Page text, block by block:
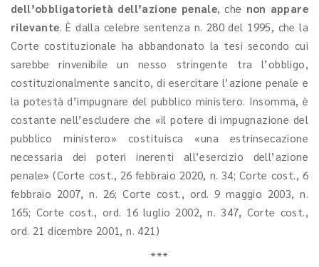
dell’obbligatorietà dell’azione penale , che non appare
rilevante . È dalla celebre sentenza n. 280 del 1995, che la
Corte costituzionale ha abbandonato la tesi secondo cui
sarebbe rinvenibile un nesso stringente tra l’obbligo,
costituzionalmente sancito, di esercitare l’azione penale e
la potestà d’impugnare del pubblico ministero. Insomma, è
costante nell’escludere che «il potere di impugnazione del
pubblico ministero» costituisca «una estrinsecazione
necessaria dei poteri inerenti all’esercizio dell’azione
penale» (Corte cost., 26 febbraio 2020, n. 34; Corte cost., 6
febbraio 2007, n. 26; Corte cost., ord. 9 maggio 2003, n.
165; Corte cost., ord. 16 luglio 2002, n. 347, Corte cost.,
ord. 21 dicembre 2001, n. 421)
***